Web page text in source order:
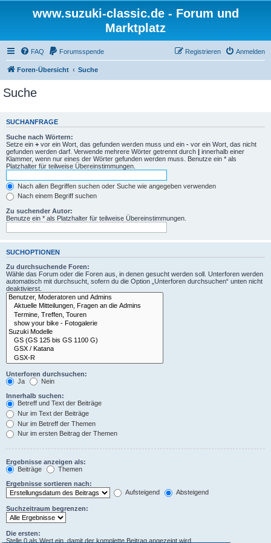
www.suzuki-classic.de - Forum und
Marktplatz
FAQ Forumsspende Anmelden
Registrieren
Foren-Übersicht Suche
Suche
SUCHANFRAGE
Suche nach Wörtern:
Setze ein + vor ein Wort, das gefunden werden muss und ein - vor ein Wort, das nicht
gefunden werden darf. Verwende mehrere Wörter getrennt durch | innerhalb einer
Klammer, wenn nur eines der Wörter gefunden werden muss. Benutze ein * als
Platzhalter für teilweise Übereinstimmungen.
Nach allen Begriffen suchen oder Suche wie angegeben verwenden
Nach einem Begriff suchen
Zu suchender Autor:
Benutze ein * als Platzhalter für teilweise Übereinstimmungen.
SUCHOPTIONEN
Zu durchsuchende Foren:
Wähle das Forum oder die Foren aus, in denen gesucht werden soll. Unterforen werden
automatisch mit durchsucht, sofern du die Option „Unterforen durchsuchen“ unten nicht
deaktivierst.
Unterforen durchsuchen:
Ja
Nein
Innerhalb suchen:
Betreff und Text der Beiträge
Nur im Text der Beiträge
Nur im Betreff der Themen
Nur im ersten Beitrag der Themen
Ergebnisse anzeigen als:
Beiträge
Themen
Ergebnisse sortieren nach:
Aufsteigend
Absteigend
Suchzeitraum begrenzen:
Die ersten:
Stelle 0 als Wert ein, damit der komplette Beitrag angezeigt wird.